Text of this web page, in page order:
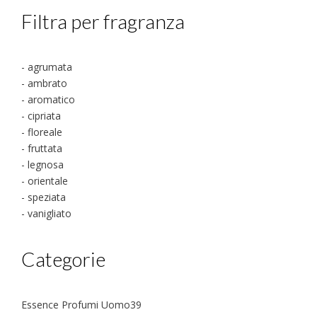
Filtra per fragranza
- agrumata
- ambrato
- aromatico
- cipriata
- floreale
- fruttata
- legnosa
- orientale
- speziata
- vanigliato
Categorie
Essence Profumi Uomo39